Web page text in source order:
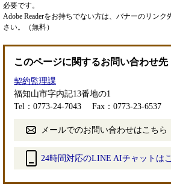
必要です。
Adobe Readerをお持ちでない方は、バナーのリン
さい。（無料）
このページに関するお問い合わせ先
契約監理課
福知山市字内記13番地の1
Tel：0773-24-7043
Fax：0773-23-6537
メールでのお問い合わせはこちら
24時間対応のLINE AIチャットは